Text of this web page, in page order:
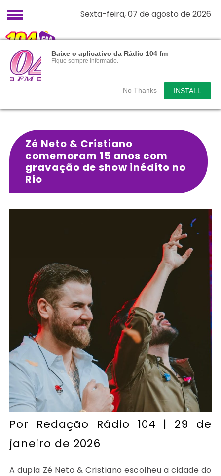
Baixe o aplicativo da Rádio 104 fm
Fique sempre informado.
No Thanks INSTALL
Sexta-feira, 07 de agosto de 2026
Zé Neto & Cristiano
comemoram 15 anos com
gravação de show inédito no
Rio
Por Redação Rádio 104 | 29 de
janeiro de 2026
A dupla Zé Neto & Cristiano escolheu a cidade do